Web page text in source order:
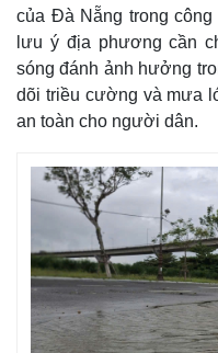
của Đà Nẵng trong
lưu ý địa phương cần
sóng đánh ảnh hưởng
dõi triều cường và mưa
an toàn cho người dân.